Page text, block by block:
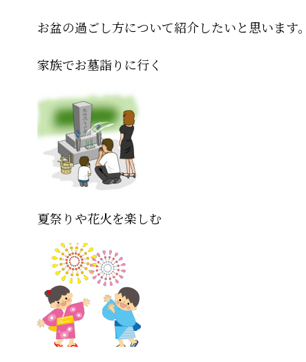
お盆の過ごし方について紹介したいと思います。
家族でお墓詣りに行く
夏祭りや花火を楽しむ